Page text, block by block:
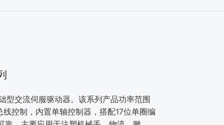
型交流伺服驱动器。该系列产品功率范围
控制，内置单轴控制器，搭配17位单圈编